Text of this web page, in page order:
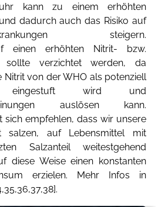
kann zu einem erhöhten
dadurch auch das Risiko auf
Erkrankungen steigern.
einen erhöhten Nitrit- bzw.
sollte verzichtet werden, da
Nitrit von der WHO als potenziell
eingestuft wird und
auslösen kann.
sich empfehlen, dass wir unsere
salzen, auf Lebensmittel mit
Salzanteil weitestgehend
diese Weise einen konstanten
erzielen. Mehr Infos in
,35,36,37,38].